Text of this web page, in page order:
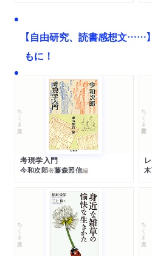
【自由研究、読書感想文……
もに！
ちくま文庫
考現学入門
今和次郎著藤森照信編
ちくま学芸文庫
ちくま文庫 ちくま文庫